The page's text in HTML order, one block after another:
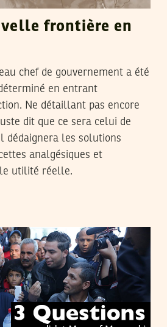
frontière en
chef de gouvernement a été
en entrant
Ne détaillant pas encore
dit que ce sera celui de
dédaignera les solutions
analgésiques et
utilité réelle.